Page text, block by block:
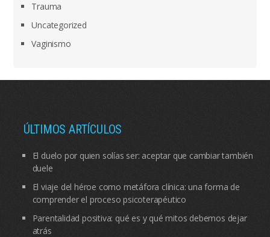
Trauma
Uncategorized
Vaginismo
ÚLTIMOS ARTÍCULOS
El duelo por quien solías ser: aceptar que cambiar también
duele
El viaje del héroe como metáfora clínica: una forma de
comprender el proceso psicoterapéutico
Parentalidad positiva: qué es y qué mitos debemos dejar
atrás